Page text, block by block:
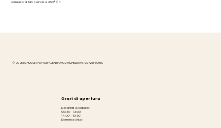
completo di tutti i servizi a 360°🎈✨
© 2025 by HOUSE PARTY DI FALEN RAMOS MICHELE P.iva: 09721640960
Orari di apertura
Dal lunedì al sabato:
09:30 - 13:00
14:00 - 19:30
Domenica chiusi